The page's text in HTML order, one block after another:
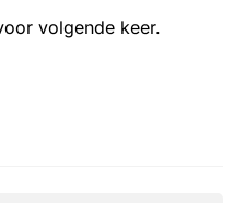
volgende keer.